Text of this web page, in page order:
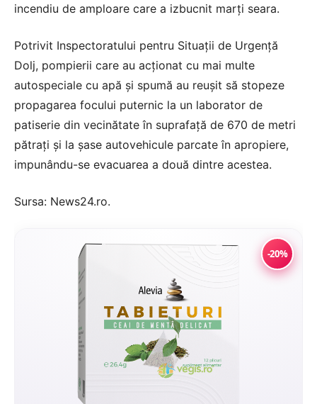
incendiu de amploare care a izbucnit marţi seara.
Potrivit Inspectoratului pentru Situaţii de Urgenţă
Dolj, pompierii care au acţionat cu mai multe
autospeciale cu apă şi spumă au reuşit să stopeze
propagarea focului puternic la un laborator de
patiserie din vecinătate în suprafaţă de 670 de metri
pătraţi şi la şase autovehicule parcate în apropiere,
impunându-se evacuarea a două dintre acestea.
Sursa: News24.ro.
-20%